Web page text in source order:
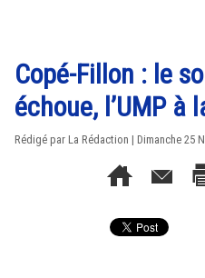
Copé-Fillon : le
échoue, l’UMP à
Rédigé par La Rédaction | Dimanche 25